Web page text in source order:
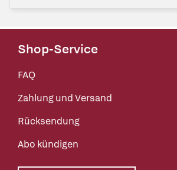
Shop-Service
FAQ
Zahlung und Versand
Rücksendung
Abo kündigen